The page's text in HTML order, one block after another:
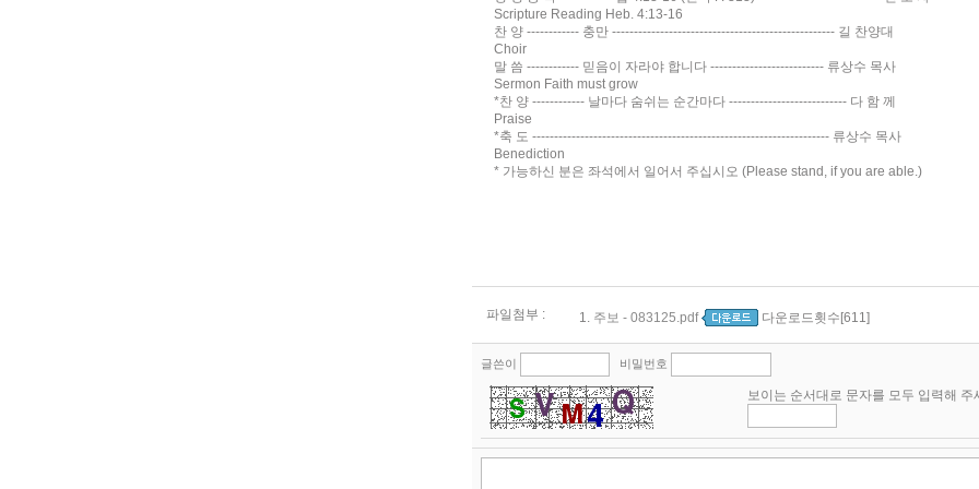
Scripture Reading Heb. 4:13-16
찬 양 ------------ 충만 --------------------------------------------------- 길 찬양대
Choir
말 씀 ------------ 믿음이 자라야 합니다 -------------------------- 류상수 목사
Sermon Faith must grow
*찬 양 ------------ 날마다 숨쉬는 순간마다 --------------------------- 다 함 께
Praise
*축 도 -------------------------------------------------------------------- 류상수 목사
Benediction
* 가능하신 분은 좌석에서 일어서 주십시오 (Please stand, if you are able.)
파일첨부 : 1. 주보 - 083125.pdf 다운로드횟수[611]
글쓴이 비밀번호
보이는 순서대로 문자를 모두 입력해 주